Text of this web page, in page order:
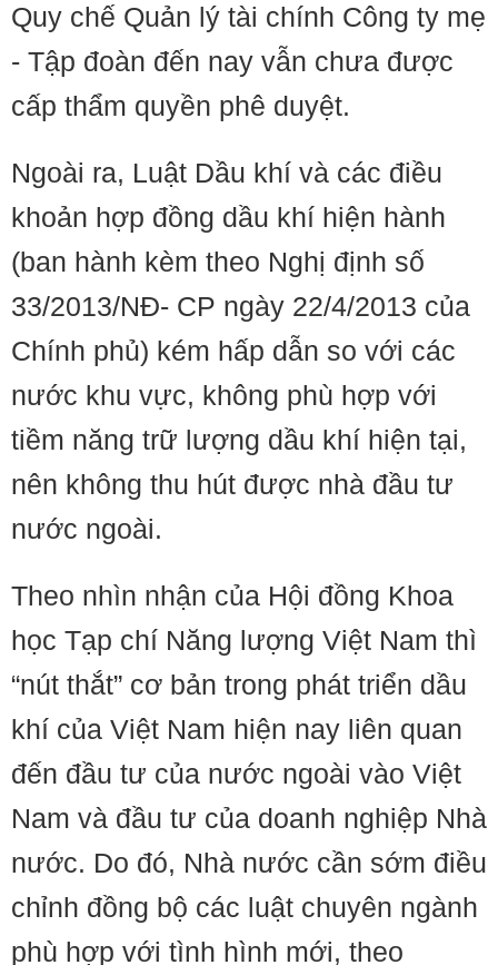
Quy chế Quản lý tài chính Công ty mẹ
- Tập đoàn đến nay vẫn chưa được
cấp thẩm quyền phê duyệt.
Ngoài ra, Luật Dầu khí và các điều
khoản hợp đồng dầu khí hiện hành
(ban hành kèm theo Nghị định số
33/2013/NĐ- CP ngày 22/4/2013 của
Chính phủ) kém hấp dẫn so với các
nước khu vực, không phù hợp với
tiềm năng trữ lượng dầu khí hiện tại,
nên không thu hút được nhà đầu tư
nước ngoài.
Theo nhìn nhận của Hội đồng Khoa
học Tạp chí Năng lượng Việt Nam thì
“nút thắt” cơ bản trong phát triển dầu
khí của Việt Nam hiện nay liên quan
đến đầu tư của nước ngoài vào Việt
Nam và đầu tư của doanh nghiệp Nhà
nước. Do đó, Nhà nước cần sớm điều
chỉnh đồng bộ các luật chuyên ngành
phù hợp với tình hình mới, theo